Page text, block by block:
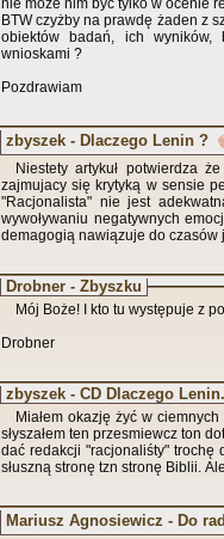
nie może nim być tylko w ocenie
BTW czyżby na prawdę żaden z
obiektów badań, ich wyników,
wnioskami ?
Pozdrawiam
zbyszek - Dlaczego Lenin ?
Niestety artykuł potwierdza
zajmujacy się krytyką w sensie
"Racjonalista" nie jest
wywoływaniu negatywnych
demagogią nawiązuje do czasów
Drobner - Zbyszku
Mój Boże! I kto tu występuje z
Drobner
zbyszek - CD Dlaczego
Miałem okazję żyć w
słyszałem ten przesmiewcz ton
dać redakcji "racjonaliśty" trochę
Mariusz Agnosiewicz - Do